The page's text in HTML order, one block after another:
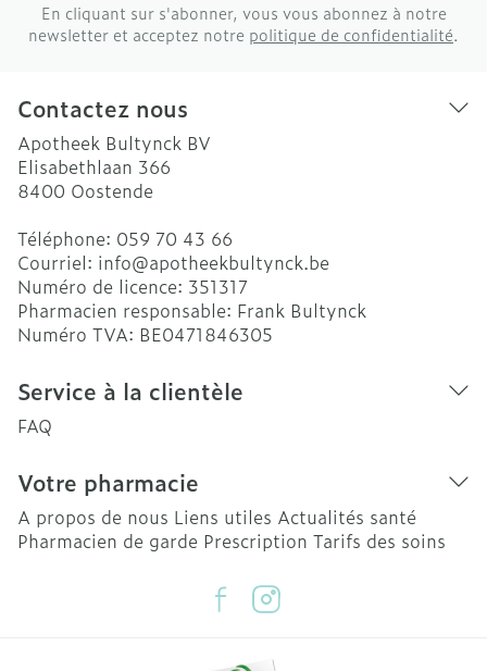
En cliquant sur s'abonner, vous vous abonnez à notre
newsletter et acceptez notre politique de confidentialité.
Contactez nous
Apotheek Bultynck BV
Elisabethlaan 366
8400 Oostende
Téléphone: 059 70 43 66
Courriel: info@apotheekbultynck.be
Numéro de licence: 351317
Pharmacien responsable: Frank Bultynck
Numéro TVA: BE0471846305
Service à la clientèle
FAQ
Votre pharmacie
A propos de nous Liens utiles Actualités santé
Pharmacien de garde Prescription Tarifs des soins